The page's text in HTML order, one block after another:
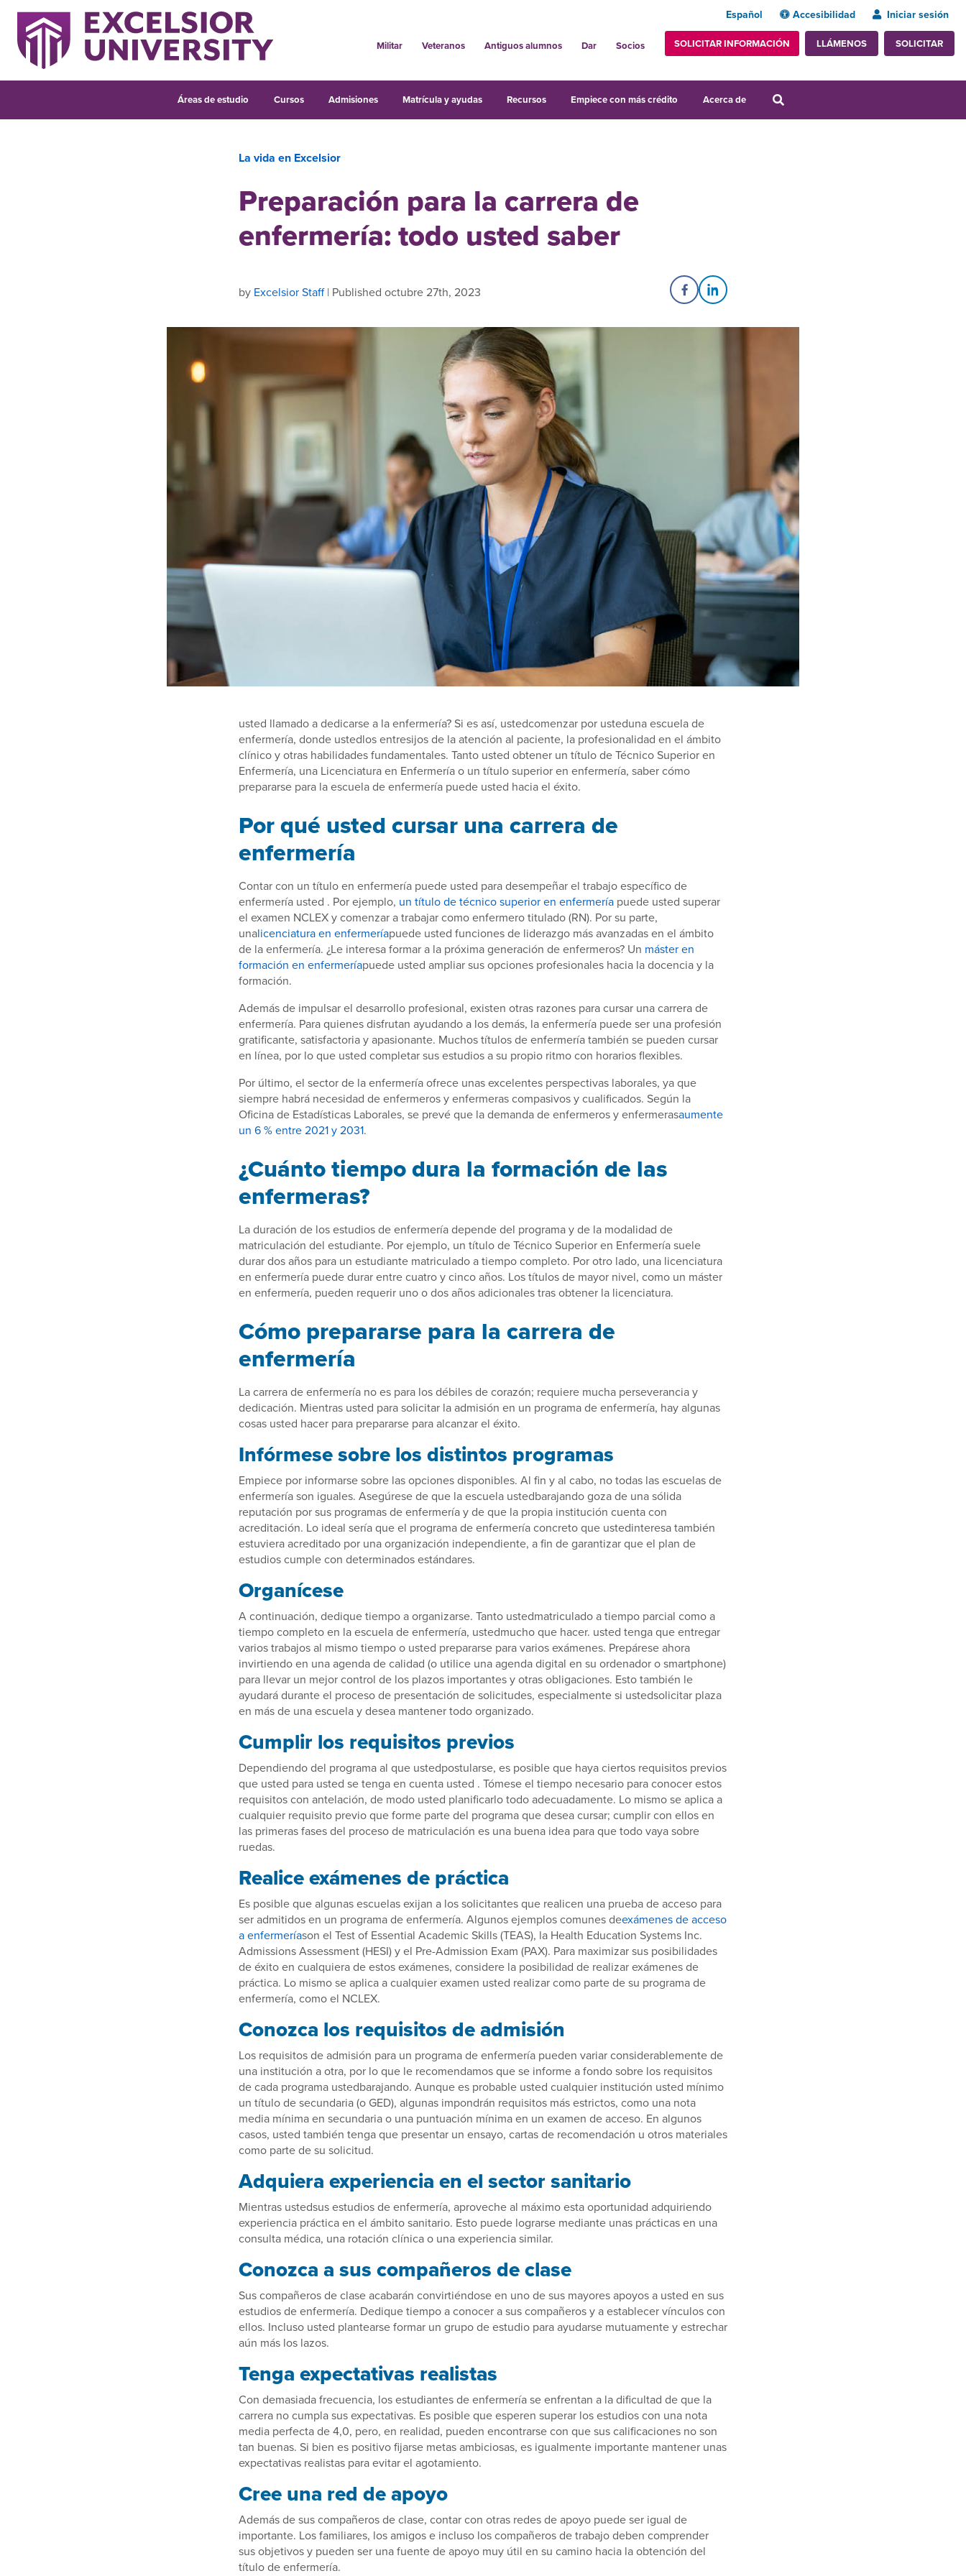
Español Accesibilidad Iniciar sesión
Militar Veteranos Antiguos alumnos Dar Socios SOLICITAR INFORMACIÓN LLÁMENOS SOLICITAR
Áreas de estudio Cursos Admisiones Matrícula y ayudas Recursos Empiece con más crédito Acerca de
La vida en Excelsior
Preparación para la carrera de
enfermería: todo usted saber
by Excelsior Staff| Published octubre 27th, 2023 Share on Facebook
Share on LinkedIn
usted llamado a dedicarse a la enfermería? Si es así, ustedcomenzar por usteduna escuela de
enfermería, donde ustedlos entresijos de la atención al paciente, la profesionalidad en el ámbito
clínico y otras habilidades fundamentales. Tanto usted obtener un título de Técnico Superior en
Enfermería, una Licenciatura en Enfermería o un título superior en enfermería, saber cómo
prepararse para la escuela de enfermería puede usted hacia el éxito.
Por qué usted cursar una carrera de
enfermería
Contar con un título en enfermería puede usted para desempeñar el trabajo específico de
enfermería usted . Por ejemplo, un título de técnico superior en enfermería puede usted superar
el examen NCLEX y comenzar a trabajar como enfermero titulado (RN). Por su parte,
unalicenciatura en enfermeríapuede usted funciones de liderazgo más avanzadas en el ámbito
de la enfermería. ¿Le interesa formar a la próxima generación de enfermeros? Un máster en
formación en enfermeríapuede usted ampliar sus opciones profesionales hacia la docencia y la
formación.
Además de impulsar el desarrollo profesional, existen otras razones para cursar una carrera de
enfermería. Para quienes disfrutan ayudando a los demás, la enfermería puede ser una profesión
gratificante, satisfactoria y apasionante. Muchos títulos de enfermería también se pueden cursar
en línea, por lo que usted completar sus estudios a su propio ritmo con horarios flexibles.
Por último, el sector de la enfermería ofrece unas excelentes perspectivas laborales, ya que
siempre habrá necesidad de enfermeros y enfermeras compasivos y cualificados. Según la
Oficina de Estadísticas Laborales, se prevé que la demanda de enfermeros y enfermerasaumente
un 6 % entre 2021 y 2031.
¿Cuánto tiempo dura la formación de las
enfermeras?
La duración de los estudios de enfermería depende del programa y de la modalidad de
matriculación del estudiante. Por ejemplo, un título de Técnico Superior en Enfermería suele
durar dos años para un estudiante matriculado a tiempo completo. Por otro lado, una licenciatura
en enfermería puede durar entre cuatro y cinco años. Los títulos de mayor nivel, como un máster
en enfermería, pueden requerir uno o dos años adicionales tras obtener la licenciatura.
Cómo prepararse para la carrera de
enfermería
La carrera de enfermería no es para los débiles de corazón; requiere mucha perseverancia y
dedicación. Mientras usted para solicitar la admisión en un programa de enfermería, hay algunas
cosas usted hacer para prepararse para alcanzar el éxito.
Infórmese sobre los distintos programas
Empiece por informarse sobre las opciones disponibles. Al fin y al cabo, no todas las escuelas de
enfermería son iguales. Asegúrese de que la escuela ustedbarajando goza de una sólida
reputación por sus programas de enfermería y de que la propia institución cuenta con
acreditación. Lo ideal sería que el programa de enfermería concreto que ustedinteresa también
estuviera acreditado por una organización independiente, a fin de garantizar que el plan de
estudios cumple con determinados estándares.
Organícese
A continuación, dedique tiempo a organizarse. Tanto ustedmatriculado a tiempo parcial como a
tiempo completo en la escuela de enfermería, ustedmucho que hacer. usted tenga que entregar
varios trabajos al mismo tiempo o usted prepararse para varios exámenes. Prepárese ahora
invirtiendo en una agenda de calidad (o utilice una agenda digital en su ordenador o smartphone)
para llevar un mejor control de los plazos importantes y otras obligaciones. Esto también le
ayudará durante el proceso de presentación de solicitudes, especialmente si ustedsolicitar plaza
en más de una escuela y desea mantener todo organizado.
Cumplir los requisitos previos
Dependiendo del programa al que ustedpostularse, es posible que haya ciertos requisitos previos
que usted para usted se tenga en cuenta usted . Tómese el tiempo necesario para conocer estos
requisitos con antelación, de modo usted planificarlo todo adecuadamente. Lo mismo se aplica a
cualquier requisito previo que forme parte del programa que desea cursar; cumplir con ellos en
las primeras fases del proceso de matriculación es una buena idea para que todo vaya sobre
ruedas.
Realice exámenes de práctica
Es posible que algunas escuelas exijan a los solicitantes que realicen una prueba de acceso para
ser admitidos en un programa de enfermería. Algunos ejemplos comunes deexámenes de acceso
a enfermeríason el Test of Essential Academic Skills (TEAS), la Health Education Systems Inc.
Admissions Assessment (HESI) y el Pre-Admission Exam (PAX). Para maximizar sus posibilidades
de éxito en cualquiera de estos exámenes, considere la posibilidad de realizar exámenes de
práctica. Lo mismo se aplica a cualquier examen usted realizar como parte de su programa de
enfermería, como el NCLEX.
Conozca los requisitos de admisión
Los requisitos de admisión para un programa de enfermería pueden variar considerablemente de
una institución a otra, por lo que le recomendamos que se informe a fondo sobre los requisitos
de cada programa ustedbarajando. Aunque es probable usted cualquier institución usted mínimo
un título de secundaria (o GED), algunas impondrán requisitos más estrictos, como una nota
media mínima en secundaria o una puntuación mínima en un examen de acceso. En algunos
casos, usted también tenga que presentar un ensayo, cartas de recomendación u otros materiales
como parte de su solicitud.
Adquiera experiencia en el sector sanitario
Mientras ustedsus estudios de enfermería, aproveche al máximo esta oportunidad adquiriendo
experiencia práctica en el ámbito sanitario. Esto puede lograrse mediante unas prácticas en una
consulta médica, una rotación clínica o una experiencia similar.
Conozca a sus compañeros de clase
Sus compañeros de clase acabarán convirtiéndose en uno de sus mayores apoyos a usted en sus
estudios de enfermería. Dedique tiempo a conocer a sus compañeros y a establecer vínculos con
ellos. Incluso usted plantearse formar un grupo de estudio para ayudarse mutuamente y estrechar
aún más los lazos.
Tenga expectativas realistas
Con demasiada frecuencia, los estudiantes de enfermería se enfrentan a la dificultad de que la
carrera no cumpla sus expectativas. Es posible que esperen superar los estudios con una nota
media perfecta de 4,0, pero, en realidad, pueden encontrarse con que sus calificaciones no son
tan buenas. Si bien es positivo fijarse metas ambiciosas, es igualmente importante mantener unas
expectativas realistas para evitar el agotamiento.
Cree una red de apoyo
Además de sus compañeros de clase, contar con otras redes de apoyo puede ser igual de
importante. Los familiares, los amigos e incluso los compañeros de trabajo deben comprender
sus objetivos y pueden ser una fuente de apoyo muy útil en su camino hacia la obtención del
título de enfermería.